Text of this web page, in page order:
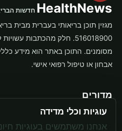
עוגיות וכלי מדידה
אנחנו משתמשים בעוגיות
HealthNews חדשות
מגזין תוכן בריאותי בעברית מבית
516018900. חלק מהכתבות
מסומנים. התוכן באתר הוא מידע
אבחון או טיפול רפואי אישי.
מדורים
תוספים
משקל ותזונה